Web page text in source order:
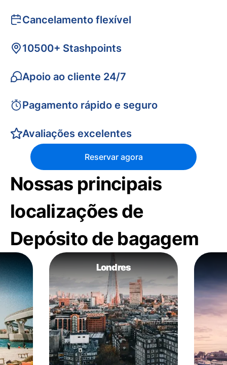
Cancelamento flexível
10500+ Stashpoints
Apoio ao cliente 24/7
Pagamento rápido e seguro
Avaliações excelentes
Reservar agora
Nossas principais
localizações de
Depósito de bagagem
Londres